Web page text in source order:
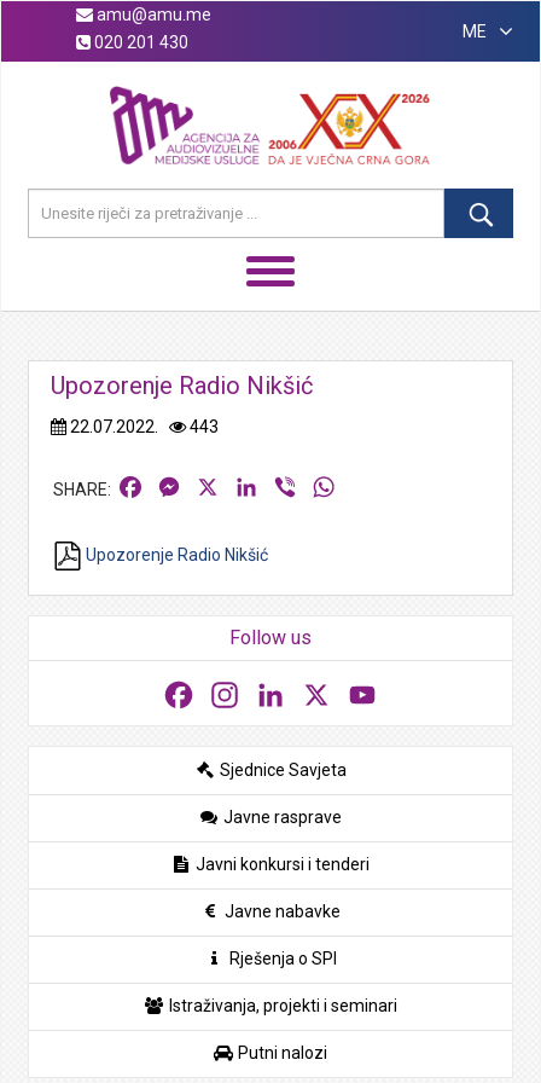
amu@amu.me
020 201 430
ME
Upozorenje Radio Nikšić
22.07.2022. 443
FacebookMessengerLinkedIn
Viber
Upozorenje Radio Nikšić
Follow us
FacebookInstagramLinkedIn
Sjednice Savjeta
Javne rasprave
Javni konkursi i tenderi
Javne nabavke
Rješenja o SPI
Istraživanja, projekti i seminari
Putni nalozi